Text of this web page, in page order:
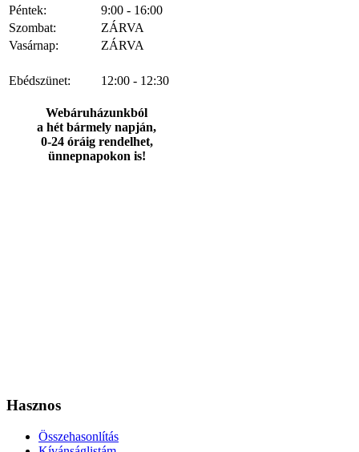
Péntek:
9:00 - 16:00
Szombat:
ZÁRVA
Vasárnap:
ZÁRVA
Ebédszünet: 12:00 - 12:30
Webáruházunkból
a hét bármely napján,
0-24 óráig rendelhet,
ünnepnapokon is!
Hasznos
Összehasonlítás